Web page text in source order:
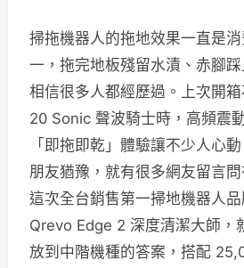
掃拖機器人的拖地效果一直是
一，拖完地板殘留水漬、赤腳
相信很多人都經歷過。上次開
20 Sonic 聲波騎士時，高頻震
「即拖即乾」體驗讓不少人心
朋友猶豫，就有很多網友留言
這次全台銷售第一掃地機器人
Qrevo Edge 2 深度清潔大師，
放到中階機種的答案，搭配